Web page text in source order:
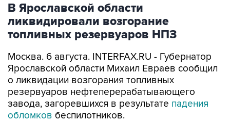
В Ярославской области
ликвидировали возгорание
топливных резервуаров НПЗ
Москва. 6 августа. INTERFAX.RU - Губернатор
Ярославской области Михаил Евраев сообщил
о ликвидации возгорания топливных
резервуаров нефтеперерабатывающего
завода, загоревшихся в результате падения
обломков беспилотников.